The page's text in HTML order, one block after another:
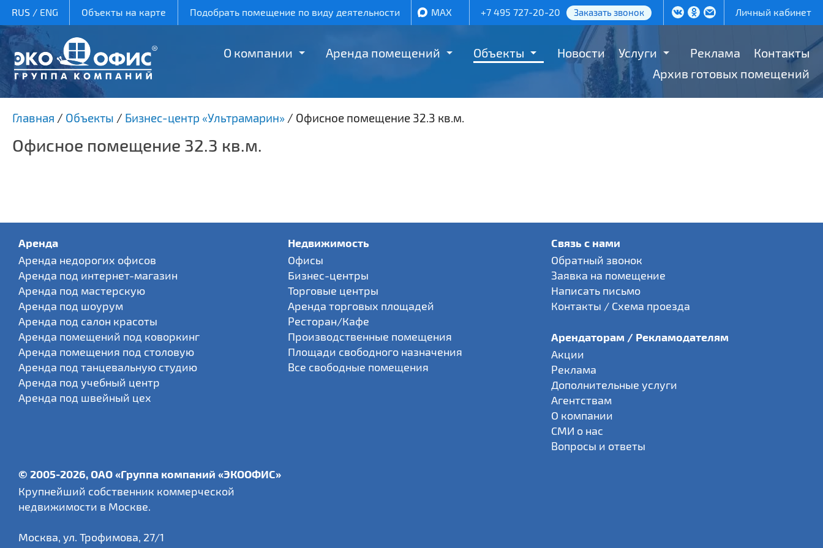
RUS/ ENG Объекты на карте Подобрать помещение по виду деятельности MAX +7 495 727-20-20 Заказать звонок Личный кабинет
О компании Аренда помещений Объекты Новости Услуги Реклама
Контакты
Архив готовых помещений
Главная / Объекты / Бизнес-центр «Ультрамарин» / Офисное помещение 32.3 кв.м.
Офисное помещение 32.3 кв.м.
Аренда
Аренда недорогих офисов
Аренда под интернет-магазин
Аренда под мастерскую
Аренда под шоурум
Аренда под салон красоты
Аренда помещений под коворкинг
Аренда помещения под столовую
Аренда под танцевальную студию
Аренда под учебный центр
Аренда под швейный цех
Недвижимость
Офисы
Бизнес-центры
Торговые центры
Аренда торговых площадей
Ресторан/Кафе
Производственные помещения
Площади свободного назначения
Все свободные помещения
Связь с нами
Обратный звонок
Заявка на помещение
Написать письмо
Контакты / Схема проезда
Арендаторам / Рекламодателям
Акции
Реклама
Дополнительные услуги
Агентствам
О компании
СМИ о нас
Вопросы и ответы
© 2005-2026, ОАО «Группа компаний «ЭКООФИС»
Крупнейший собственник коммерческой
недвижимости в Москве.
Москва, ул. Трофимова, 27/1